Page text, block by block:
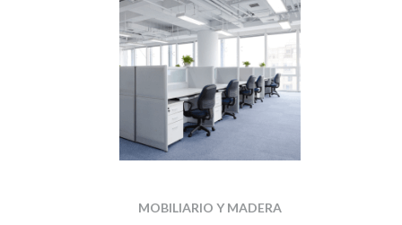
MOBILIARIO Y MADERA